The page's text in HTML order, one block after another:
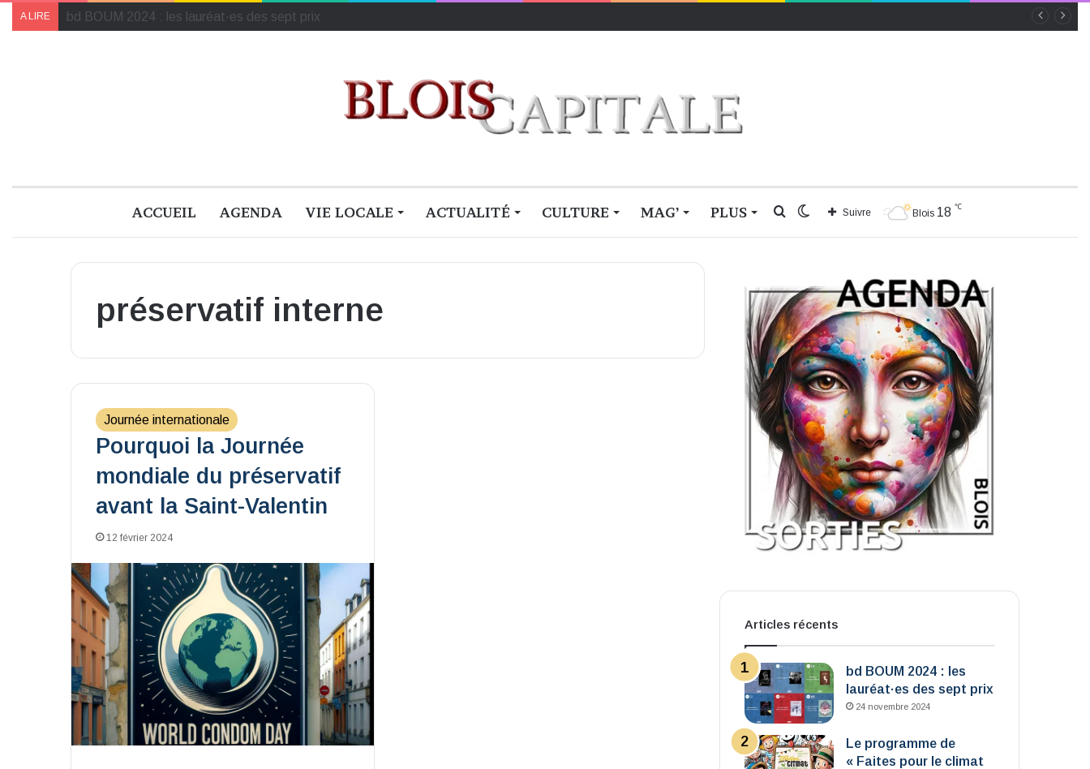
A LIRE Le programme de « Faites pour le climat 2024 » à Blois
ACCUEIL AGENDA VIE LOCALE ACTUALITÉ CULTURE MAG’ PLUS Blois 18 ℃
Suivre
Switch
Rechercher
préservatif interne
Journée internationale
Pourquoi la Journée
mondiale du préservatif
avant la Saint-Valentin
12 février 2024
Articles récents
bd BOUM 2024 : les
lauréat·es des sept prix
24 novembre 2024
Le programme de
« Faites pour le climat